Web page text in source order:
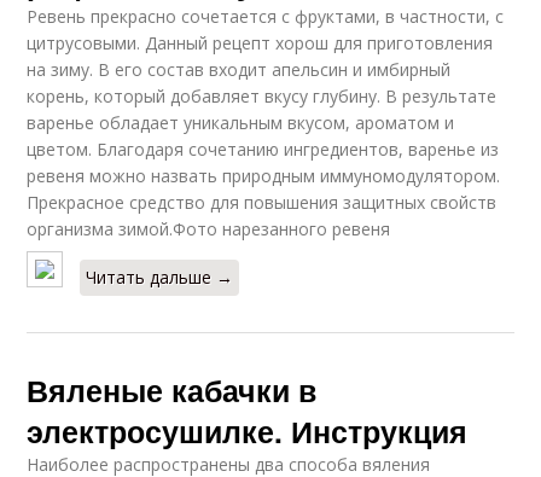
Ревень прекрасно сочетается с фруктами, в частности, с
цитрусовыми. Данный рецепт хорош для приготовления
на зиму. В его состав входит апельсин и имбирный
корень, который добавляет вкусу глубину. В результате
варенье обладает уникальным вкусом, ароматом и
цветом. Благодаря сочетанию ингредиентов, варенье из
ревеня можно назвать природным иммуномодулятором.
Прекрасное средство для повышения защитных свойств
организма зимой.Фото нарезанного ревеня
Читать дальше →
Вяленые кабачки в
электросушилке. Инструкция
Наиболее распространены два способа вяления